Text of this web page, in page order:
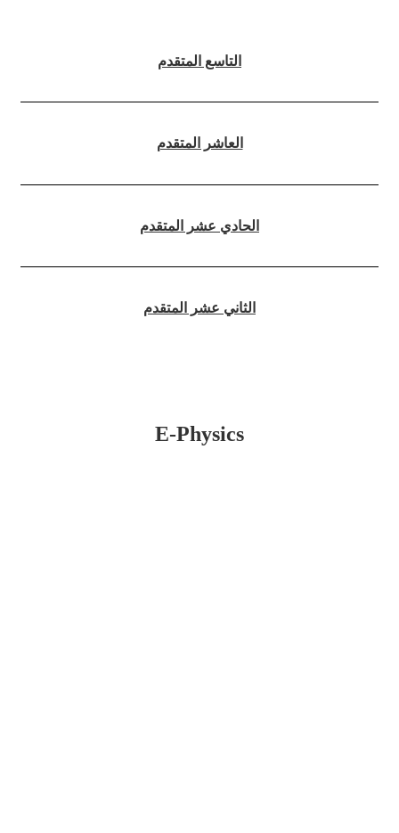
التاسع المتقدم
العاشر المتقدم
الحادي عشر المتقدم
الثاني عشر المتقدم
E-Physics